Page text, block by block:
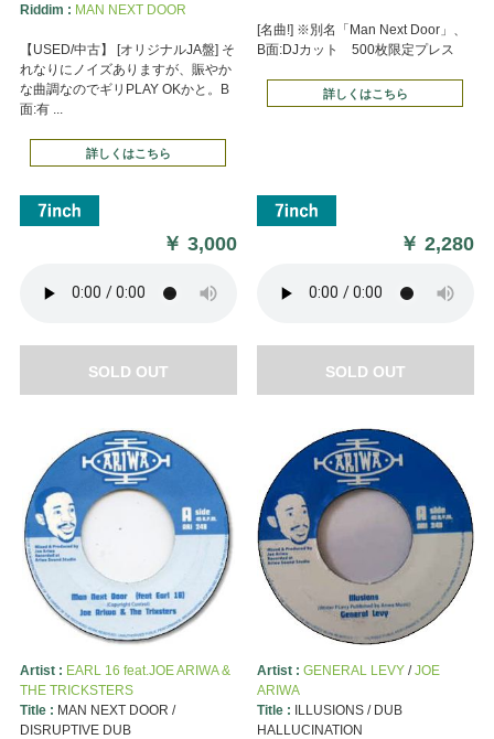
Riddim : MAN NEXT DOOR
【USED/中古】 [オリジナルJA盤] そ
れなりにノイズありますが、賑やか
な曲調なのでギリPLAY OKかと。B
面:有 ...
詳しくはこちら
￥3,000
SOLD OUT
[名曲!] ※別名「Man Next Door」、
B面:DJカット 500枚限定プレス
詳しくはこちら
￥2,280
SOLD OUT
Artist : EARL 16 feat.JOE ARIWA &
THE TRICKSTERS
Title : MAN NEXT DOOR /
DISRUPTIVE DUB
Artist : GENERAL LEVY/JOE
ARIWA
Title : ILLUSIONS / DUB
HALLUCINATION